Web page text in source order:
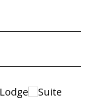
Lodge
Suite